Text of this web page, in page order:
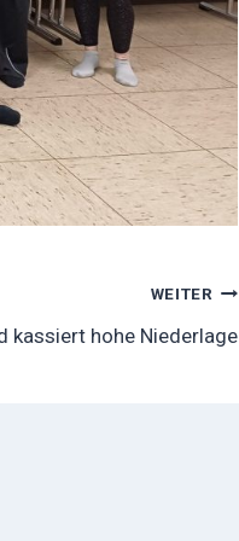
WEITER
kassiert hohe Niederlage